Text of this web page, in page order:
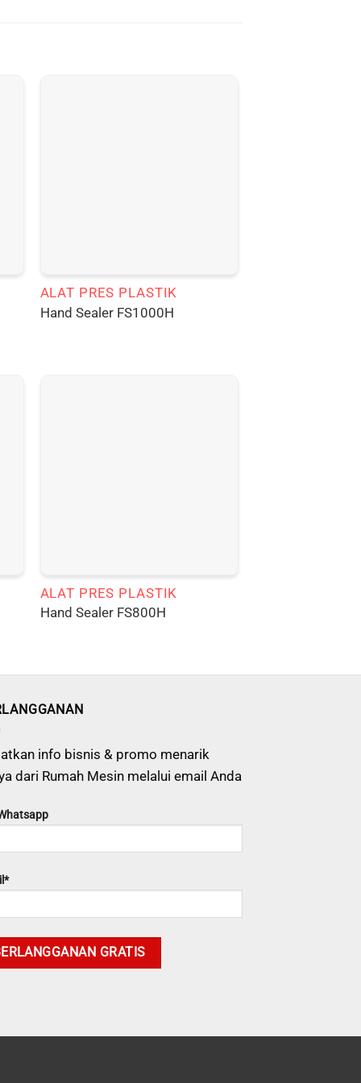
ALAT PRES PLASTIK
Hand Sealer FS1000H
ALAT PRES PLASTIK
Hand Sealer FS800H
info bisnis & promo menarik
dari Rumah Mesin melalui email Anda